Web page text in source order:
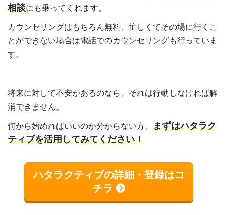
相談にも乗ってくれます。
カウンセリングはもちろん無料、忙しくてその場に行くこ
とができない場合は電話でのカウンセリングも行っていま
す。
将来に対して不安があるのなら、それは行動しなければ解
消できません。
何から始めればいいのか分からない方、 まずはハタラク
ティブを活用してみてください！
ハタラクティブの詳細・登録はコ
チラ